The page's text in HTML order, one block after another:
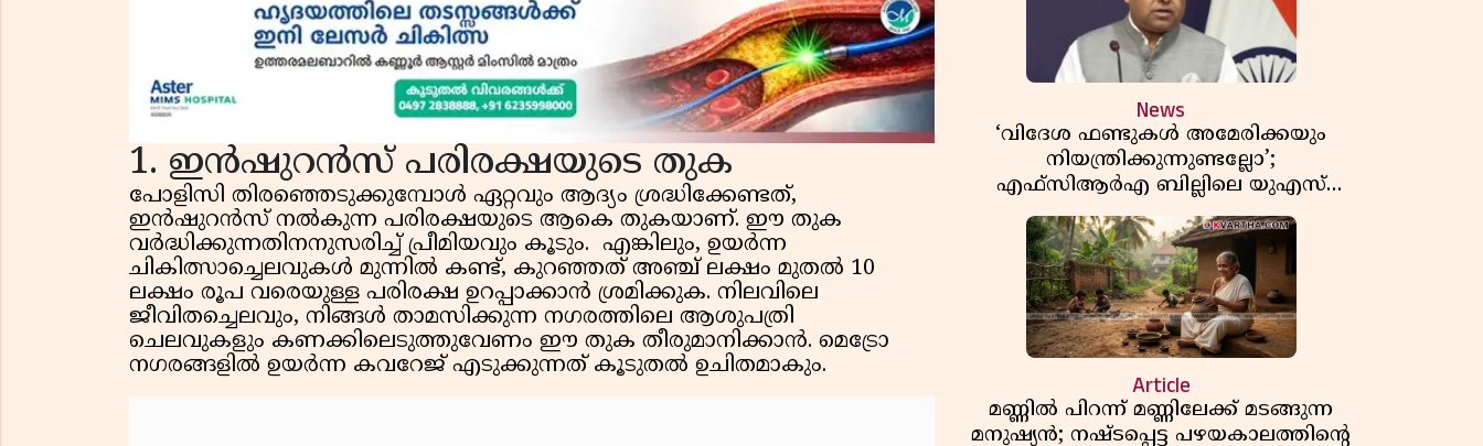
1. ഇൻഷുറൻസ് പരിരക്ഷയുടെ തുക
പോളിസി തിരഞ്ഞെടുക്കുമ്പോൾ ഏറ്റവും ആദ്യം ശ്രദ്ധിക്കേണ്ടത്,
ഇൻഷുറൻസ് നൽകുന്ന പരിരക്ഷയുടെ ആകെ തുകയാണ്. ഈ തുക
വർദ്ധിക്കുന്നതിനനുസരിച്ച് പ്രീമിയവും കൂടും. എങ്കിലും, ഉയർന്ന
ചികിത്സാച്ചെലവുകൾ മുന്നിൽ കണ്ട്, കുറഞ്ഞത് അഞ്ച് ലക്ഷം മുതൽ 10
ലക്ഷം രൂപ വരെയുള്ള പരിരക്ഷ ഉറപ്പാക്കാൻ ശ്രമിക്കുക. നിലവിലെ
ജീവിതച്ചെലവും, നിങ്ങൾ താമസിക്കുന്ന നഗരത്തിലെ ആശുപത്രി
ചെലവുകളും കണക്കിലെടുത്തുവേണം ഈ തുക തീരുമാനിക്കാൻ. മെട്രോ
നഗരങ്ങളിൽ ഉയർന്ന കവറേജ് എടുക്കുന്നത് കൂടുതൽ ഉചിതമാകും.
News
‘വിദേശ ഫണ്ടുകൾ അമേരിക്കയും
നിയന്ത്രിക്കുന്നുണ്ടല്ലോ’;
എഫ്സിആർഎ ബില്ലിലെ യുഎസ്
വിമർശനങ്ങൾക്ക് മറുപടിയുമായി ഇന്ത്യ
Article
മണ്ണിൽ പിറന്ന് മണ്ണിലേക്ക് മടങ്ങുന്ന
മനുഷ്യൻ; നഷ്ടപ്പെട്ട പഴയകാലത്തിൻ്റെ